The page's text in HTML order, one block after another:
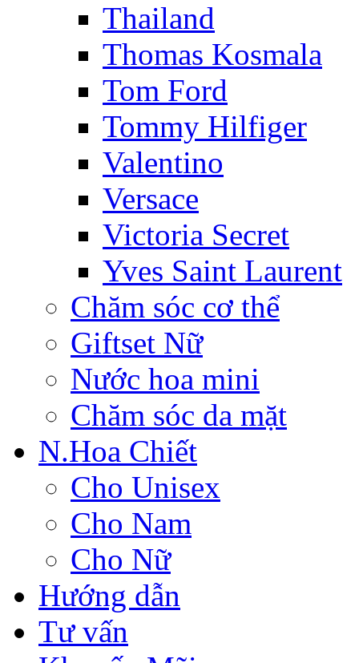
Thailand
Thomas Kosmala
Tom Ford
Tommy Hilfiger
Valentino
Versace
Victoria Secret
Yves Saint Laurent
Chăm sóc cơ thể
Giftset Nữ
Nước hoa mini
Chăm sóc da mặt
N.Hoa Chiết
Cho Unisex
Cho Nam
Cho Nữ
Hướng dẫn
Tư vấn